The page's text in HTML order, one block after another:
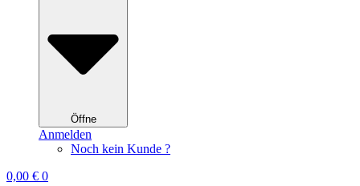
Öffne
Anmelden
Noch kein Kunde ?
0,00 € 0